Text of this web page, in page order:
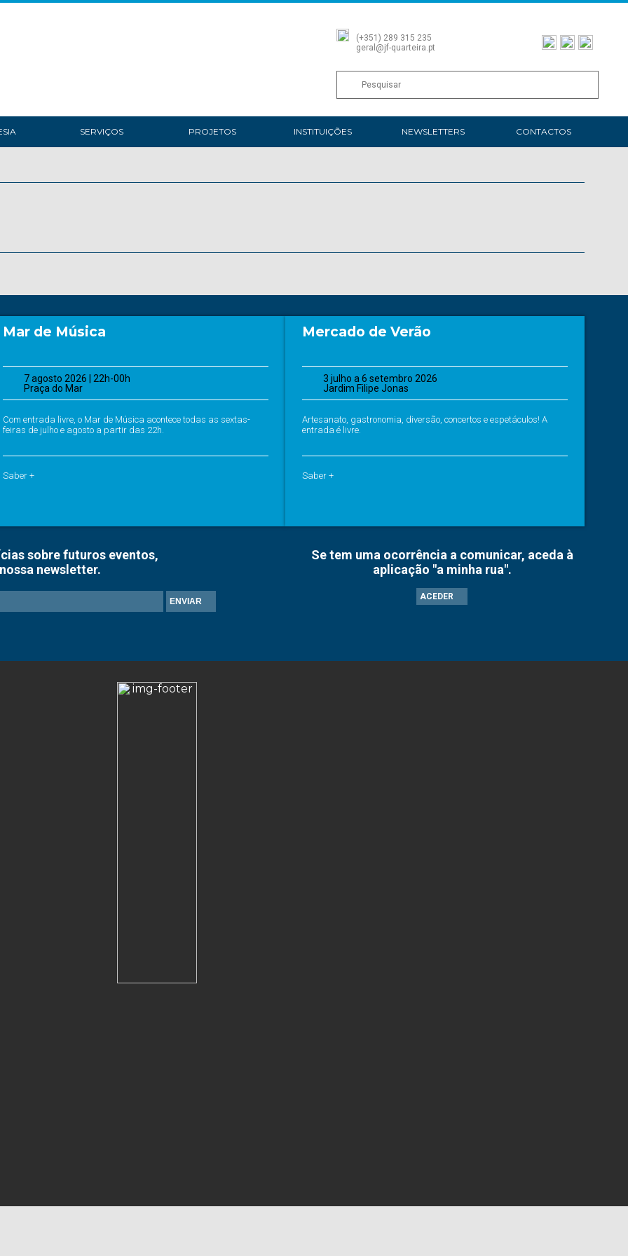
(+351) 289 315 235
geral@jf-quarteira.pt
SERVIÇOS PROJETOS INSTITUIÇÕES NEWSLETTERS CONTACTOS
Mar de Música
7 agosto 2026 | 22h-00h
Praça do Mar
Com entrada livre, o Mar de Música acontece todas as sextas-
feiras de julho e agosto a partir das 22h.
Saber +
Mercado de Verão
3 julho a 6 setembro 2026
Jardim Filipe Jonas
Artesanato, gastronomia, diversão, concertos e espetáculos! A
entrada é livre.
Saber +
sobre futuros eventos,
newsletter.
ENVIAR
Se tem uma ocorrência a comunicar, aceda à
aplicação "a minha rua".
ACEDER